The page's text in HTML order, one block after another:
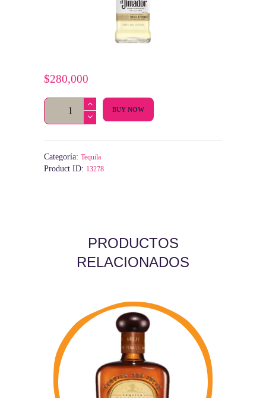
$280,000
Jimador
cantidad
BUY NOW
Categoría: Tequila
Product ID: 13278
PRODUCTOS
RELACIONADOS